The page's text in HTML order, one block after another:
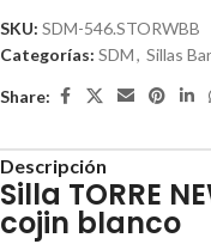
SKU: SDM-546.STORWBB
Categorías: SDM, Sillas
Share:
Descripción
Silla TORRE
cojin blanco